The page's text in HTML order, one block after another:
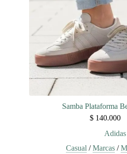
página
de
Samba Plataforma
$ 140.000
Adidas
Casual /Marcas/